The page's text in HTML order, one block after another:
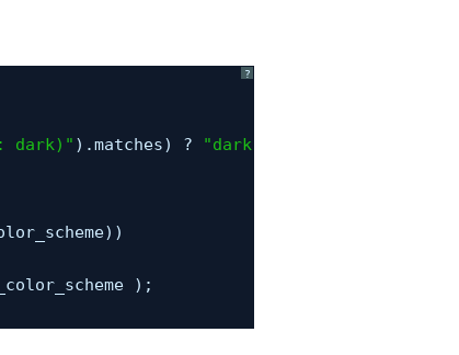
?
dark)" ).matches) ? "dark"
);